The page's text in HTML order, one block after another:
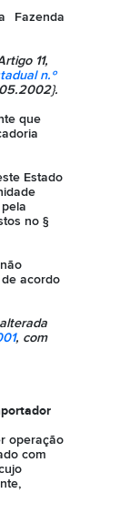
Fazenda
11,
n.º
que
Estado
no §
acordo
, com
operação
com